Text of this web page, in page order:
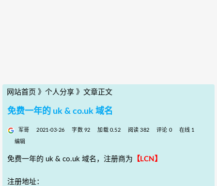
网站首页 》 个人分享 》 文章正文
免费一年的 uk & co.uk 域名
军哥 2021-03-26 字数 92 加载 0.52 阅读 382 评论 0 在线 1
编辑
免费一年的 uk & co.uk 域名，注册商为 【LCN】
注册地址：